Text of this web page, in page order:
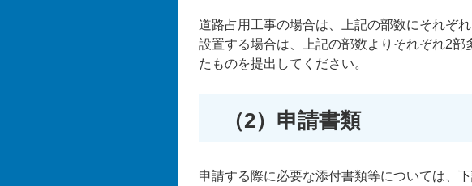
道路占用工事の場合は、上記の部数にそれぞ
設置する場合は、上記の部数よりそれぞれ2
たものを提出してください。
（2）申請書類
申請する際に必要な添付書類等については、